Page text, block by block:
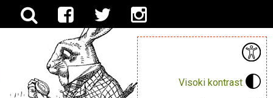
Visoki kontrast